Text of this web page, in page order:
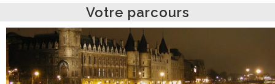
Votre parcours